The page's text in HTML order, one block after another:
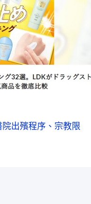
院出殯程序、宗教限